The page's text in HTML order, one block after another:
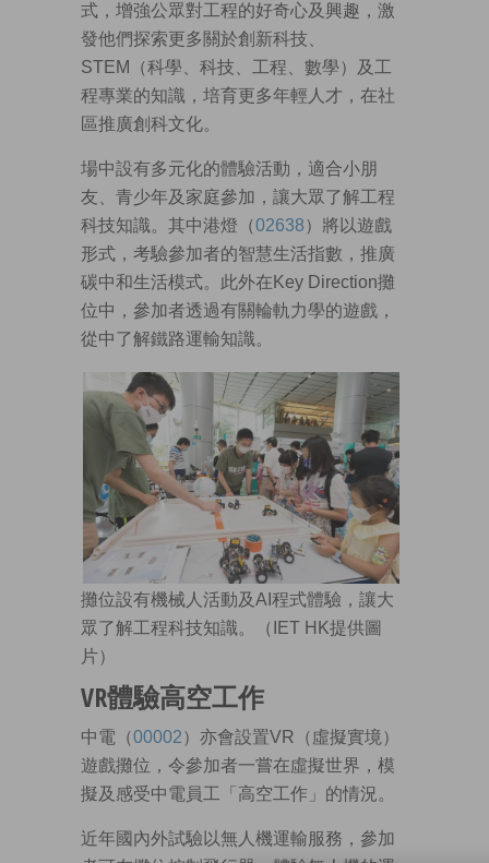
式，增強公眾對工程的好奇心及興趣，激
發他們探索更多關於創新科技、
STEM（科學、科技、工程、數學）及工
程專業的知識，培育更多年輕人才，在社
區推廣創科文化。
場中設有多元化的體驗活動，適合小朋
友、青少年及家庭參加，讓大眾了解工程
科技知識。其中港燈（02638）將以遊戲
形式，考驗參加者的智慧生活指數，推廣
碳中和生活模式。此外在Key Direction攤
位中，參加者透過有關輪軌力學的遊戲，
從中了解鐵路運輸知識。
攤位設有機械人活動及AI程式體驗，讓大
眾了解工程科技知識。（IET HK提供圖
片）
VR體驗高空工作
中電（00002）亦會設置VR（虛擬實境）
遊戲攤位，令參加者一嘗在虛擬世界，模
擬及感受中電員工「高空工作」的情況。
近年國內外試驗以無人機運輸服務，參加